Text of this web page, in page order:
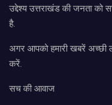
उद्देश्य उत्तराखंड की जनता
है.
अगर आपको हमारी खबरें अच्छी
करें.
सच की आवाज